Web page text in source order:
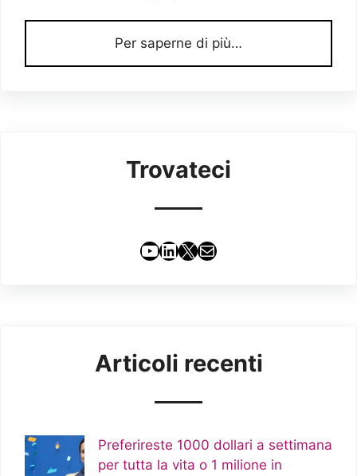
Per saperne di più…
Trovateci
YouTube
LinkedIn
X Email
Articoli recenti
Preferireste 1000 dollari a settimana
per tutta la vita o 1 milione in